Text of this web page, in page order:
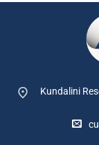
Kundalini